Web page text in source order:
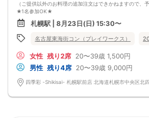
（ご提供以外のお料理の追加注文はできかねますので、
★1名参加OK★
他の1名参加の方とペアになりますし、友達作りにも最適
基本的には２：２のグループトークとなります。
（１：１でのトークはございませんので、予めご了承くだ
★プロフィールカードにより会話のキッカケもバッチリ★
なんてことは絶対ありません！
プロフィールカードを活用し、「はじめまして」から会
★完全着席型・連絡先交換は自由★
完全着席型で席替えはできる限り行います。
席替えの５分前には連絡先交換を促すアナウンスをいた
札幌駅 | 8月23日(日) 15:30〜
名古屋東海街コン（プレイワークス）
女性 残り2席 20〜39歳 1,500円
男性 残り4席 20〜39歳 9,000円
四季彩 -Shikisai- 札幌駅前店 北海道札幌市中央区北